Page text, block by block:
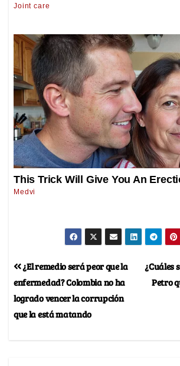
¿Cuáles
Petro
¿El remedio será peor que la
enfermedad? Colombia no ha
logrado vencer la corrupción
que la está matando